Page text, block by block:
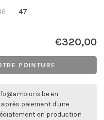
47
€320,00
POINTURE
en
paiement d'une
en production